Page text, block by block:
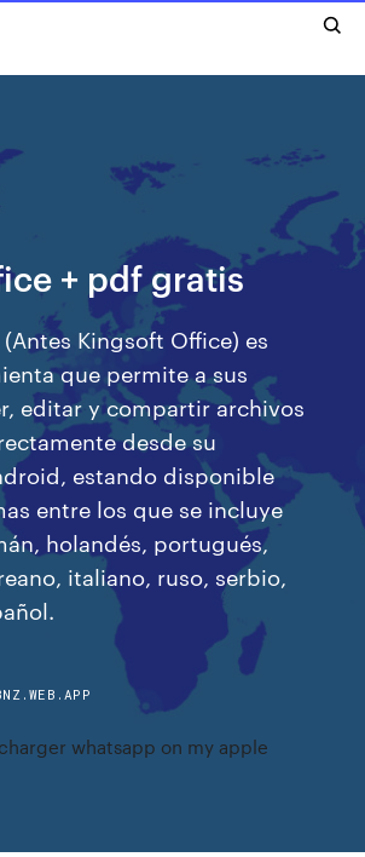
+ pdf gratis
Kingsoft Office) es
que permite a sus
editar y compartir archivos
desde su
estando disponible
entre los que se incluye
holandés, portugués,
italiano, ruso, serbio,
whatsapp on my apple